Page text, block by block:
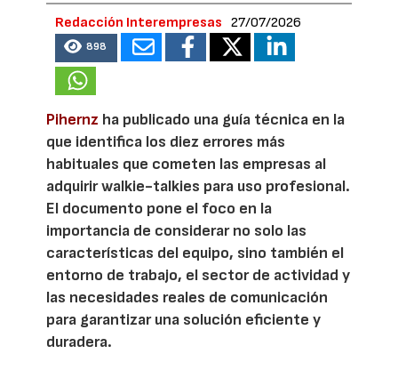
Redacción Interempresas 27/07/2026
898
Pihernz ha publicado una guía técnica en la
que identifica los diez errores más
habituales que cometen las empresas al
adquirir walkie-talkies para uso profesional.
El documento pone el foco en la
importancia de considerar no solo las
características del equipo, sino también el
entorno de trabajo, el sector de actividad y
las necesidades reales de comunicación
para garantizar una solución eficiente y
duradera.